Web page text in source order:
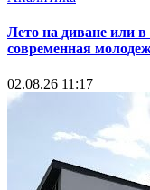
Лето на диване или
современная
02.08.26 11:17